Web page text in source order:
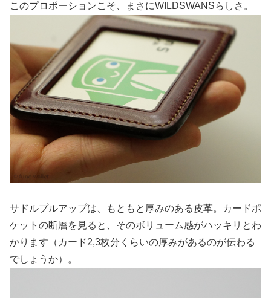
このプロポーションこそ、まさにWILDSWANSらしさ。
サドルプルアップは、もともと厚みのある皮革。カードポ
ケットの断層を見ると、そのボリューム感がハッキリとわ
かります（カード2,3枚分くらいの厚みがあるのが伝わる
でしょうか）。